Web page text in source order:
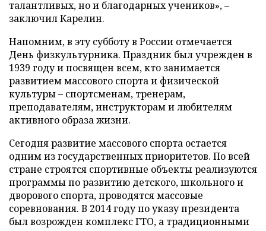
талантливых, но и благодарных учеников», –
заключил Карелин.
Напомним, в эту субботу в России отмечается
День физкультурника. Праздник был учрежден в
1939 году и посвящен всем, кто занимается
развитием массового спорта и физической
культуры – спортсменам, тренерам,
преподавателям, инструкторам и любителям
активного образа жизни.
Сегодня развитие массового спорта остается
одним из государственных приоритетов. По всей
стране строятся спортивные объекты реализуются
программы по развитию детского, школьного и
дворового спорта, проводятся массовые
соревнования. В 2014 году по указу президента
был возрожден комплекс ГТО, а традиционными